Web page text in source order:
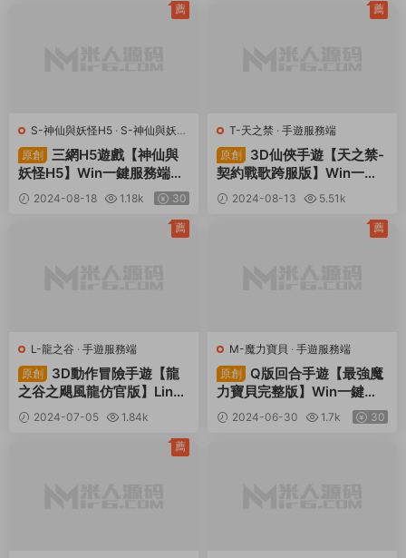
S-神仙與妖怪H5 · S-神仙與妖怪
H5·手遊服務端 ·頁遊服務端
原創
三網H5遊戲【神仙與
妖怪H5】Win一鍵服務端
+多區+GM後台+視頻架設
教程
2024-08-18 1.18k 30
薦
T-天之禁 · 手遊服務端
原創
3D仙俠手遊【天之禁-
契約戰歌跨服版】Win一鍵
服務端+多區+跨服+安卓
+運營後台+GM清包授權後
2024-08-13
5.51k
薦
L-龍之谷 · 手遊服務端
原創
3D動作冒險手遊【龍
之谷之飓風龍仿官版】Linux
手工服務端+安卓蘋果雙端
+多區+GM後台+視頻架設
2024-07-05
1.84k
薦
M-魔力寶貝 · 手遊服務端
原創
Q版回合手遊【最強魔
力寶貝完整版】Win一鍵服
務端+安卓蘋果雙端+多區
+多功能GM授權後台+視頻
2024-06-30 1.7k 30
薦
薦